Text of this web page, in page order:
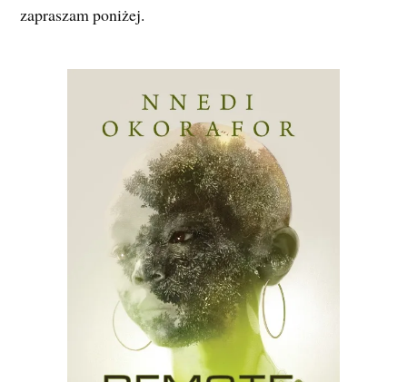
zapraszam poniżej.